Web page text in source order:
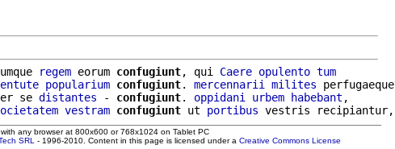
regem eorum confugiunt, qui Caere opulento tum
popularium confugiunt. mercennarii milites perfugaeque
se distantes - confugiunt. oppidani urbem habebant ,
vestram confugiunt ut portibus
any browser at 800x600 or 768x1024 on Tablet PC
SRL - 1996-2010. Content in this page is licensed under a Creative Commons License